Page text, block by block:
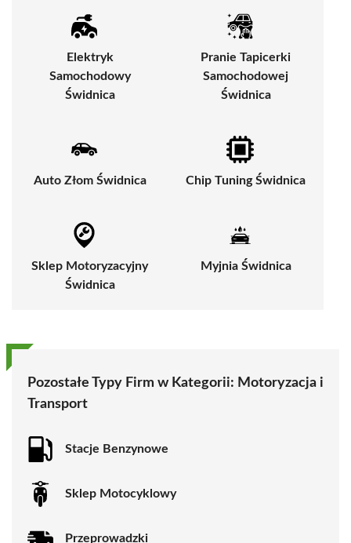
Elektryk
Samochodowy
Świdnica
Pranie Tapicerki
Samochodowej
Świdnica
Auto Złom Świdnica Chip Tuning Świdnica
Sklep Motoryzacyjny
Świdnica
Myjnia Świdnica
Pozostałe Typy Firm w Kategorii: Motoryzacja i
Transport
Stacje Benzynowe
Sklep Motocyklowy
Przeprowadzki